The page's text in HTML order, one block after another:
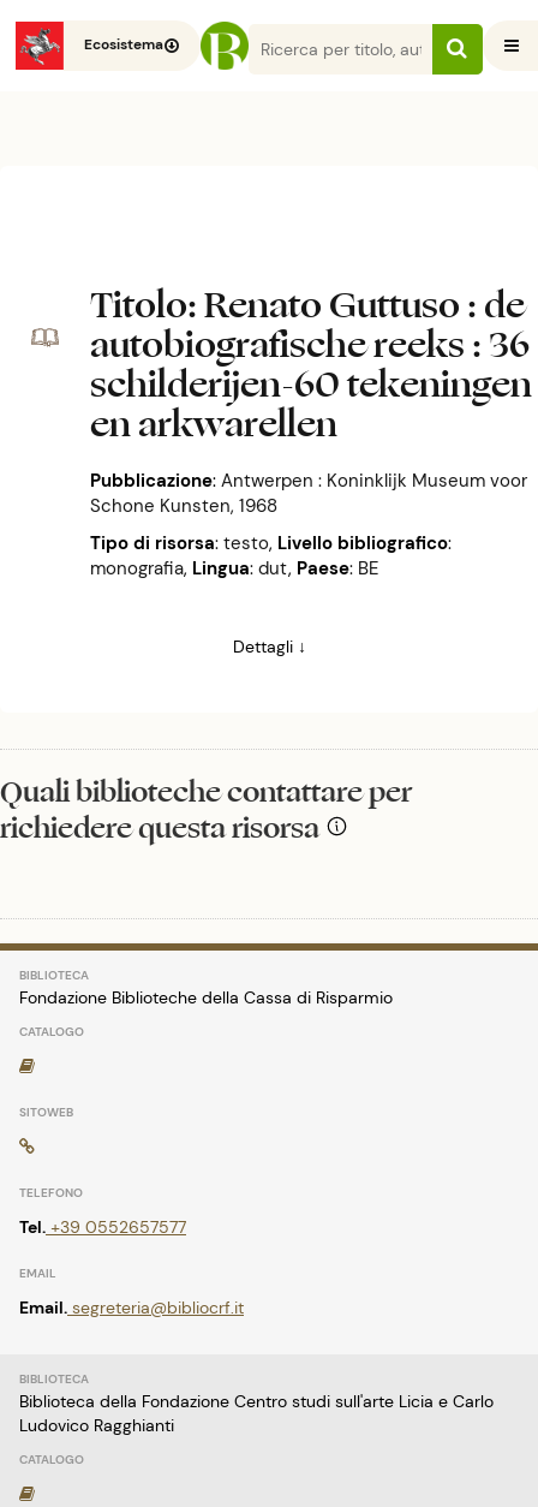
Ecosistema
Titolo: Renato Guttuso : de
autobiografische reeks : 36
schilderijen-60 tekeningen
en arkwarellen
Pubblicazione: Antwerpen : Koninklijk Museum voor
Schone Kunsten, 1968
Tipo di risorsa: testo, Livello bibliografico:
monografia, Lingua: dut, Paese: BE
Dettagli ↓
Quali biblioteche contattare per
richiedere questa risorsa
Fondazione Biblioteche della Cassa di Risparmio
Tel. +39 0552657577
Email. segreteria@bibliocrf.it
Biblioteca della Fondazione Centro studi sull'arte Licia e Carlo
Ludovico Ragghianti